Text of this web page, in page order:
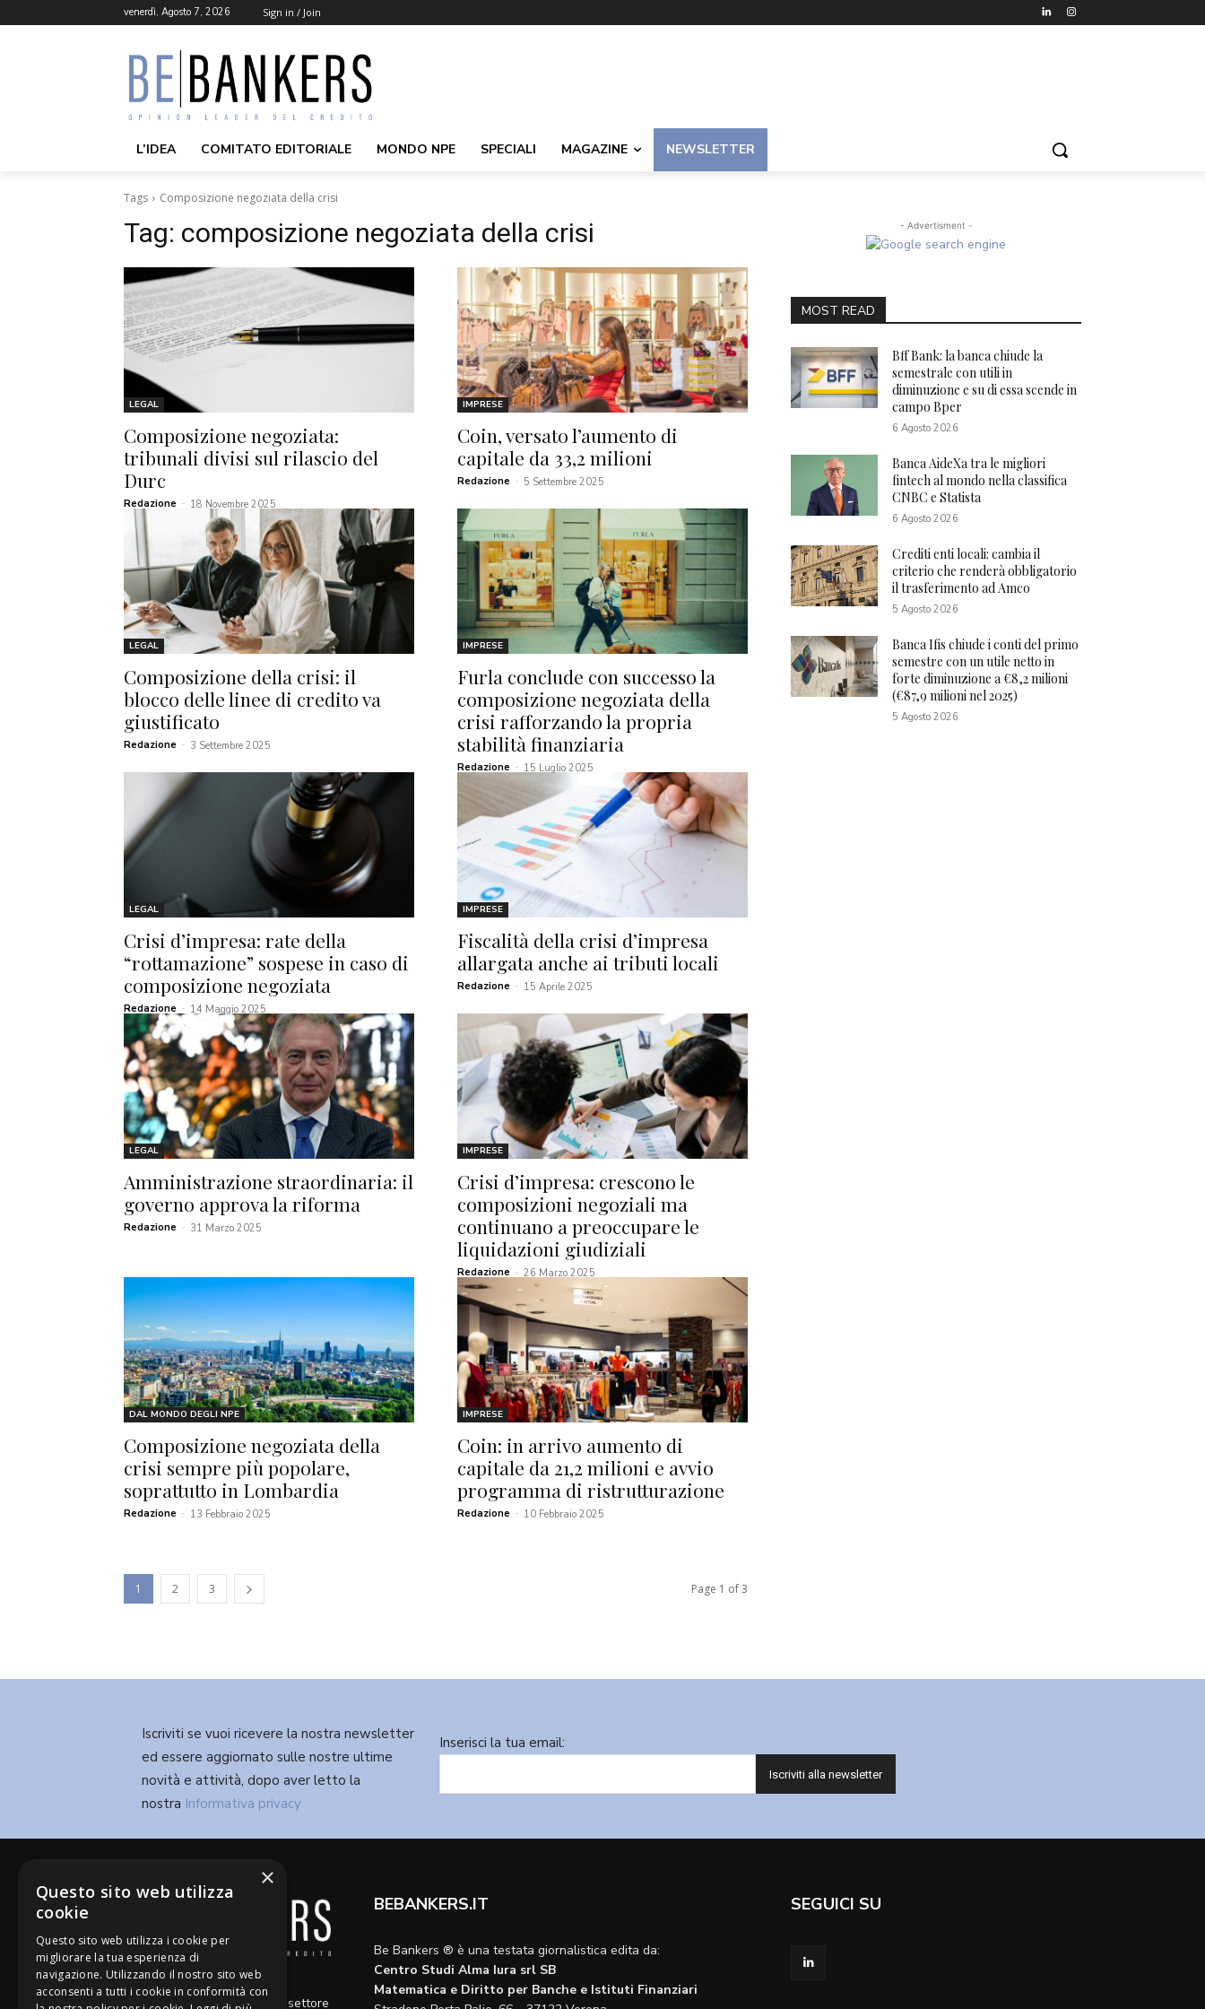
venerdì, Agosto 7, 2026 Sign in / Join
L’IDEA COMITATO EDITORIALE MONDO NPE SPECIALI MAGAZINE NEWSLETTER
Tags Composizione negoziata della crisi
Tag: composizione negoziata della crisi
LEGAL
Composizione negoziata:
tribunali divisi sul rilascio del
Durc
Redazione - 18 Novembre 2025
IMPRESE
Coin, versato l’aumento di
capitale da 33,2 milioni
Redazione - 5 Settembre 2025
LEGAL
Composizione della crisi: il
blocco delle linee di credito va
giustificato
Redazione - 3 Settembre 2025
IMPRESE
Furla conclude con successo la
composizione negoziata della
crisi rafforzando la propria
stabilità finanziaria
Redazione - 15 Luglio 2025
LEGAL
Crisi d’impresa: rate della
“rottamazione” sospese in caso di
composizione negoziata
Redazione - 14 Maggio 2025
IMPRESE
Fiscalità della crisi d’impresa
allargata anche ai tributi locali
Redazione - 15 Aprile 2025
LEGAL
Amministrazione straordinaria: il
governo approva la riforma
Redazione - 31 Marzo 2025
IMPRESE
Crisi d’impresa: crescono le
composizioni negoziali ma
continuano a preoccupare le
liquidazioni giudiziali
Redazione - 26 Marzo 2025
DAL MONDO DEGLI NPE
Composizione negoziata della
crisi sempre più popolare,
soprattutto in Lombardia
Redazione - 13 Febbraio 2025
IMPRESE
Coin: in arrivo aumento di
capitale da 21,2 milioni e avvio
programma di ristrutturazione
Redazione - 10 Febbraio 2025
1 2 3 Page 1 of 3
- Advertisment -
MOST READ
Bff Bank: la banca chiude la
semestrale con utili in
diminuzione e su di essa scende in
campo Bper
6 Agosto 2026
Banca AideXa tra le migliori
fintech al mondo nella classifica
CNBC e Statista
6 Agosto 2026
Crediti enti locali: cambia il
criterio che renderà obbligatorio
il trasferimento ad Amco
5 Agosto 2026
Banca Ifis chiude i conti del primo
semestre con un utile netto in
forte diminuzione a €8,2 milioni
(€87,9 milioni nel 2025)
5 Agosto 2026
Iscriviti se vuoi ricevere la nostra newsletter
ed essere aggiornato sulle nostre ultime
novità e attività, dopo aver letto la
nostra Informativa privacy
Inserisci la tua email:
Diamo voce a riflessioni,
aggiornamenti e opinioni sul settore
BEBANKERS.IT
Be Bankers ® è una testata giornalistica edita da:
Centro Studi Alma Iura srl SB
Matematica e Diritto per Banche e Istituti Finanziari
SEGUICI SU
×
Questo sito web utilizza
cookie
Questo sito web utilizza i cookie per
migliorare la tua esperienza di
navigazione. Utilizzando il nostro sito web
acconsenti a tutti i cookie in conformità con